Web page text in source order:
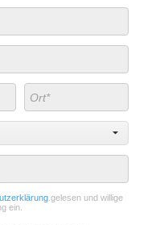
.gelesen und willige
ein.